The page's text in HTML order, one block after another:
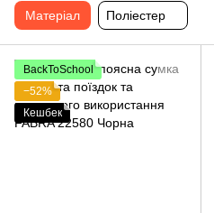
Матеріал Поліестер
BackToSchool
−52%
Кешбек